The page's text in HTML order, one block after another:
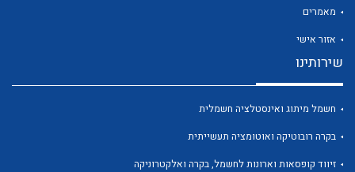
מאמרים
אזור אישי
שירותינו
חשמל מיתוג ואינסטלציה חשמלית
בקרה רובוטיקה ואוטומציה תעשייתית
זיווד קופסאות וארונות לחשמל, בקרה ואלקטרוניקה